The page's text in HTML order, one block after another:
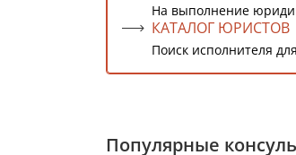
На выполнение
КАТАЛОГ ЮРИСТОВ
Поиск исполнителя
Популярные